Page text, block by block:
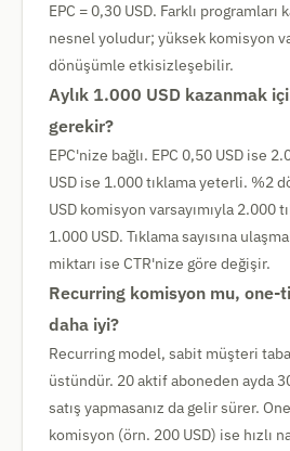
EPC = 0,30 USD. Farklı programları
nesnel yoludur; yüksek komisyon
dönüşümle etkisizleşebilir.
Aylık 1.000 USD kazanmak
gerekir?
EPC'nize bağlı. EPC 0,50 USD ise
USD ise 1.000 tıklama yeterli. %2
USD komisyon varsayımıyla 2.000
1.000 USD. Tıklama sayısına
miktarı ise CTR'nize göre değişir.
Recurring komisyon mu, one-
daha iyi?
Recurring model, sabit müşteri
üstündür. 20 aktif aboneden ayda
satış yapmasanız da gelir sürer.
komisyon (örn. 200 USD) ise hızlı